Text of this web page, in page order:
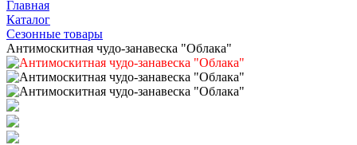
Главная
Каталог
Сезонные товары
Антимоскитная чудо-занавеска "Облака"